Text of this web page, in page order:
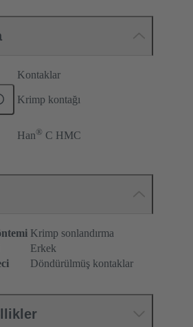
Kontaklar
Krimp kontağı
Han® C HMC
Krimp sonlandırma
Erkek
Döndürülmüş kontaklar